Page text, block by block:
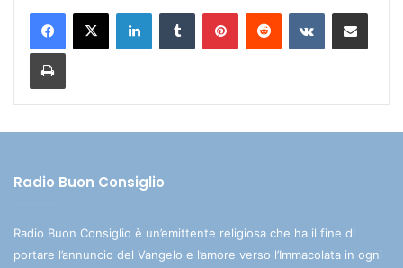
Radio Buon Consiglio
Radio Buon Consiglio è un’emittente religiosa che ha il fine di
portare l’annuncio del Vangelo e l’amore verso l’Immacolata in ogni